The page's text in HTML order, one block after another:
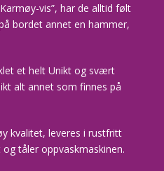
vis”, har de alltid følt
bordet annet en hammer,
et helt Unikt og svært
alt annet som finnes på
kvalitet, leveres i rustfritt
tåler oppvaskmaskinen.